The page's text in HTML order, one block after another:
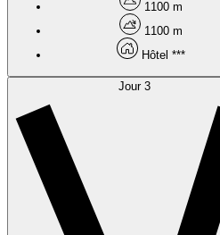
1100 m
1100 m
Hôtel ***
Jour 3